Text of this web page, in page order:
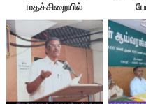
மதச்சிறையில்
தள்ளாதீர்: 26/12/21